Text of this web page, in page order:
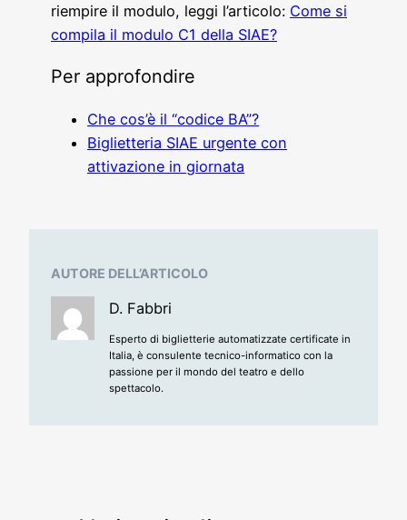
riempire il modulo, leggi l’articolo: Come si
compila il modulo C1 della SIAE?
Per approfondire
Che cos’è il “codice BA”?
Biglietteria SIAE urgente con
attivazione in giornata
AUTORE DELL’ARTICOLO
D. Fabbri
Esperto di biglietterie automatizzate certificate in
Italia, è consulente tecnico-informatico con la
passione per il mondo del teatro e dello
spettacolo.